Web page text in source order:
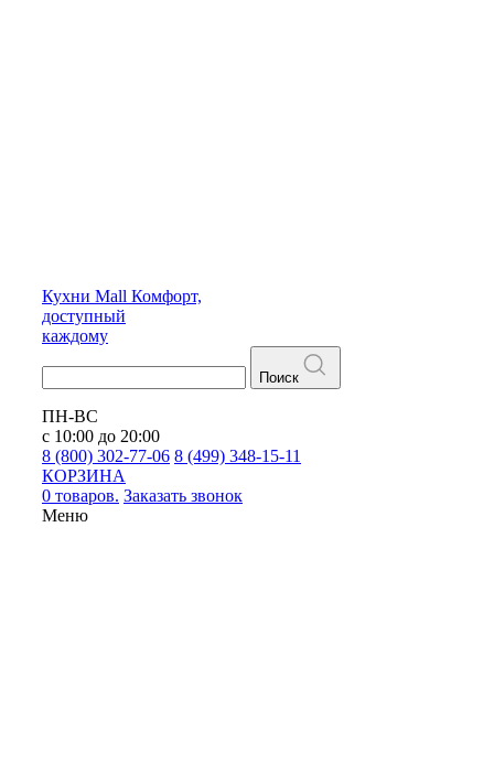
Кухни Mall Комфорт,
доступный
каждому
Поиск
ПН-ВС
с 10:00 до 20:00
8 (800) 302-77-06 8 (499) 348-15-11
КОРЗИНА
0 товаров. Заказать звонок
Меню